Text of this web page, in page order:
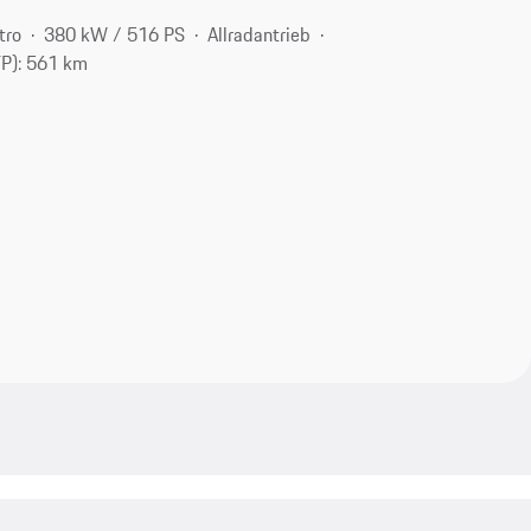
380 kW / 516 PS
Allradantrieb
561 km